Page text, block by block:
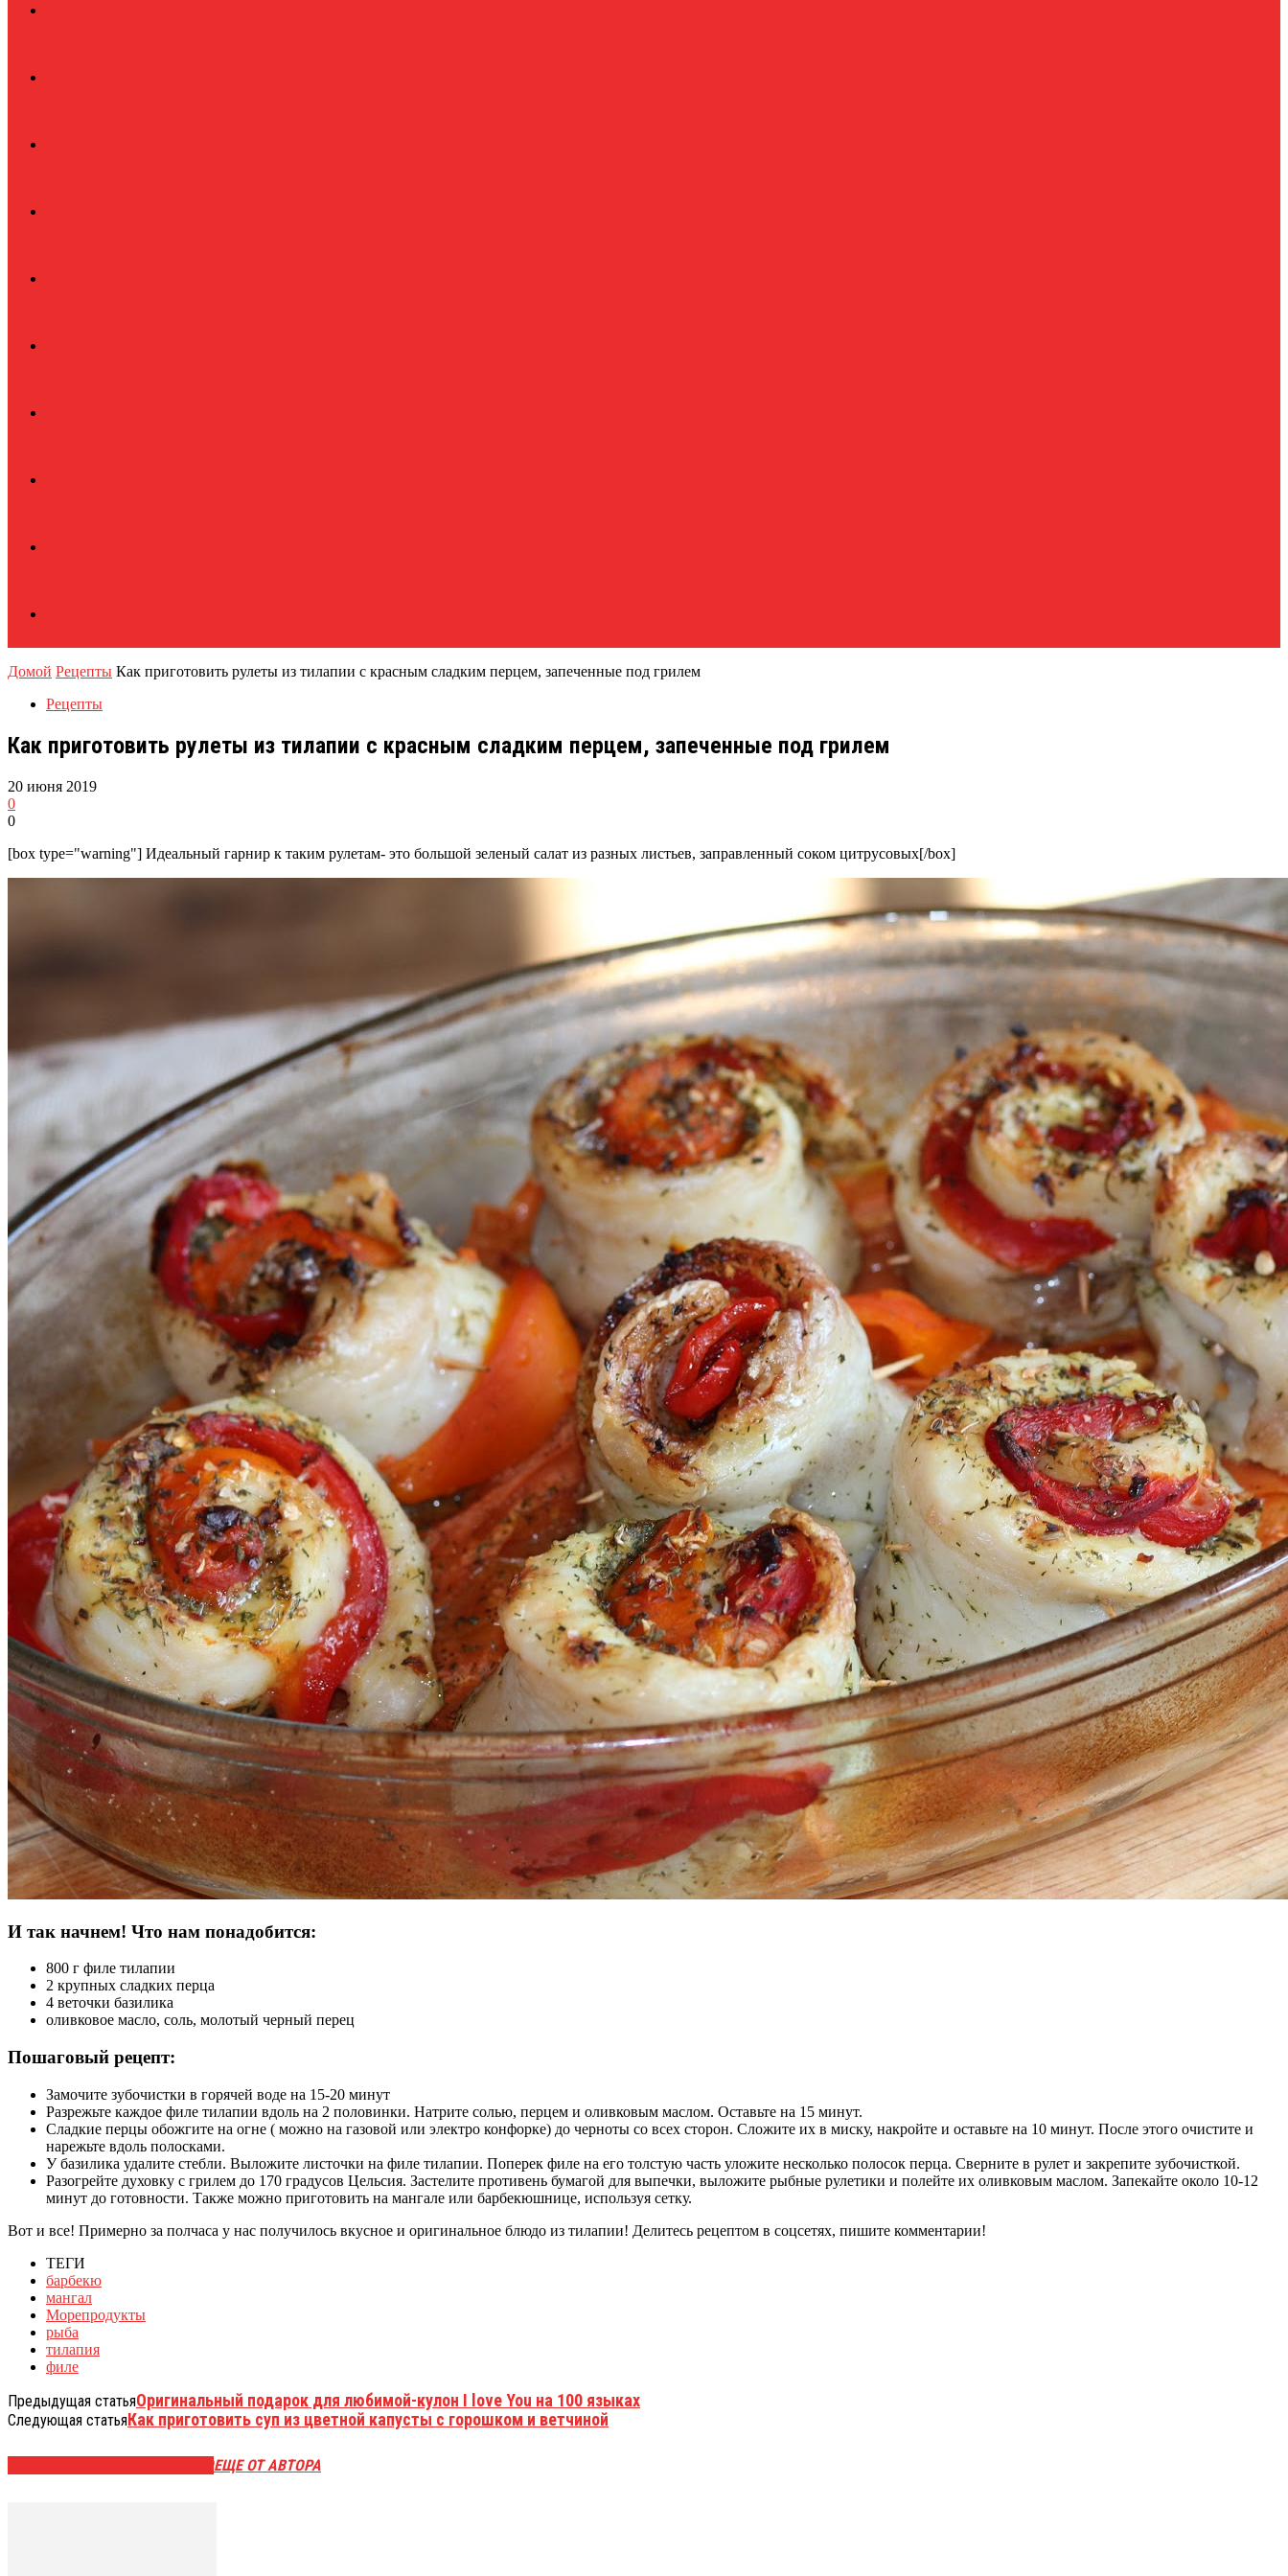
Домой Рецепты Как приготовить рулеты из тилапии с красным сладким перцем, запеченные под грилем
Рецепты
Как приготовить рулеты из тилапии с красным сладким перцем, запеченные под грилем
20 июня 2019
0
0
[box type="warning"] Идеальный гарнир к таким рулетам- это большой зеленый салат из разных листьев, заправленный соком цитрусовых[/box]
И так начнем! Что нам понадобится:
800 г филе тилапии
2 крупных сладких перца
4 веточки базилика
оливковое масло, соль, молотый черный перец
Пошаговый рецепт:
Замочите зубочистки в горячей воде на 15-20 минут
Разрежьте каждое филе тилапии вдоль на 2 половинки. Натрите солью, перцем и оливковым маслом. Оставьте на 15 минут.
Сладкие перцы обожгите на огне ( можно на газовой или электро конфорке) до черноты со всех сторон. Сложите их в миску, накройте и оставьте на 10 минут. После этого очистите и
нарежьте вдоль полосками.
У базилика удалите стебли. Выложите листочки на филе тилапии. Поперек филе на его толстую часть уложите несколько полосок перца. Сверните в рулет и закрепите зубочисткой.
Разогрейте духовку с грилем до 170 градусов Цельсия. Застелите противень бумагой для выпечки, выложите рыбные рулетики и полейте их оливковым маслом. Запекайте около 10-12
минут до готовности. Также можно приготовить на мангале или барбекюшнице, используя сетку.
Вот и все! Примерно за полчаса у нас получилось вкусное и оригинальное блюдо из тилапии! Делитесь рецептом в соцсетях, пишите комментарии!
ТЕГИ
барбекю
мангал
Морепродукты
рыба
тилапия
филе
Предыдущая статьяОригинальный подарок для любимой-кулон I love You на 100 языках
Следующая статьяКак приготовить суп из цветной капусты с горошком и ветчиной
ЕЩЕ ОТ АВТОРА